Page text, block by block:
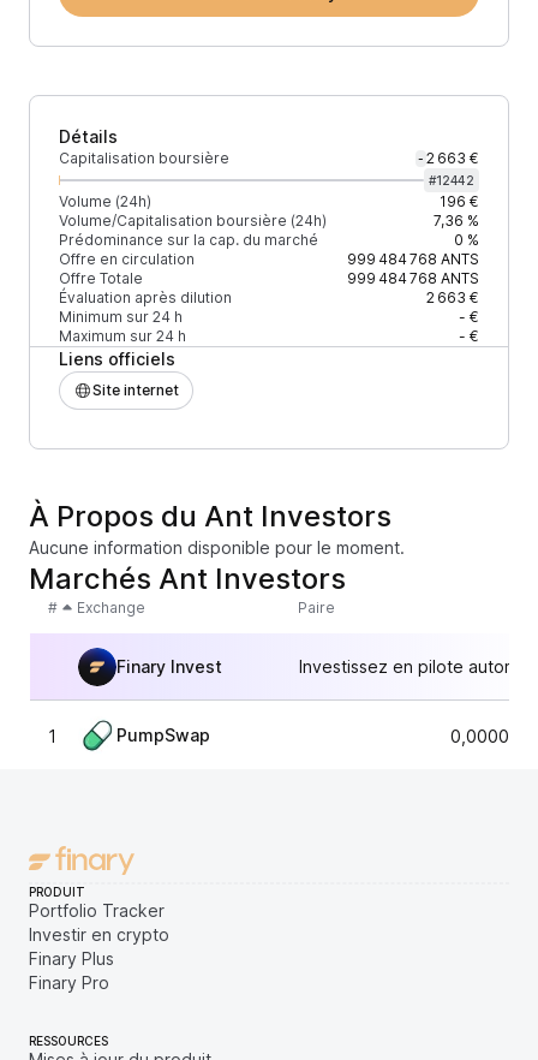
Détails
Capitalisation boursière - 2 663 €
#12442
Volume (24h)
196 €
Volume/Capitalisation boursière (24h)
7,36 %
Prédominance sur la cap. du marché
0 %
Offre en circulation
999 484 768 ANTS
Offre Totale
999 484 768 ANTS
Évaluation après dilution
2 663 €
Minimum sur 24 h
- €
Maximum sur 24 h
- €
Liens officiels
Site internet
À Propos du Ant Investors
Aucune information disponible pour le moment.
Marchés Ant Investors
# Exchange Paire
Finary Invest Investissez en pilote
1 PumpSwap
PRODUIT
Portfolio Tracker
Investir en crypto
Finary Plus
Finary Pro
RESSOURCES